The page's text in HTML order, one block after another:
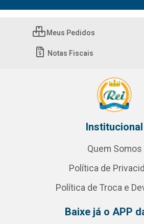
Meus Pedidos
Notas Fiscais
Institucional
Quem Somos
Política de
Política de Troca e
Baixe já o APP